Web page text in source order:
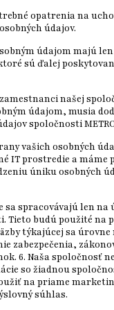
opatrenia na
údajov.
údajom majú
sú ďalej
našej
údajom, musia
spoločnosti
vašich osobných
IT prostredie a máme
úniku osobných
sa spracovávajú len
Tieto budú použité na
týkajúcej sa
zabezpečenia,
6. Naša spoločnosť
so žiadnou
na priame
súhlas.